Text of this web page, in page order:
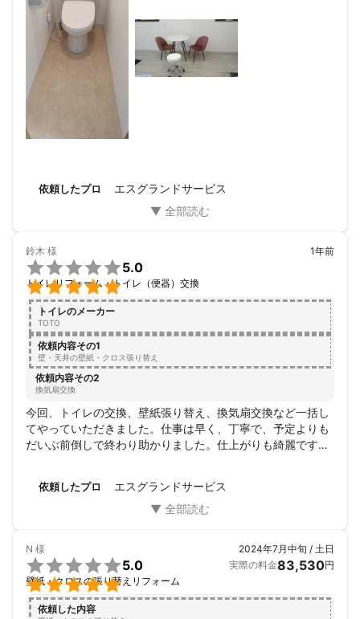
依頼したプロ エスグランドサービス
鈴木 様


5.0
トイレリフォーム・トイレ（便器）交換
1年前
トイレのメーカー
TOTO
依頼内容その1
壁・天井の壁紙・クロス張り替え
依頼内容その2
換気扇交換
今回、トイレの交換、壁紙張り替え、換気扇交換など一括し
てやっていただきました。仕事は早く、丁寧で、予定よりも
だいぶ前倒しで終わり助かりました。仕上がりも綺麗です。
また、機会がありましたらよろしくお願いいたします。
依頼したプロ エスグランドサービス
N 様


5.0
壁紙・クロスの張り替えリフォーム
2024年7月中旬 / 土日
実際の料金83,530円
依頼した内容